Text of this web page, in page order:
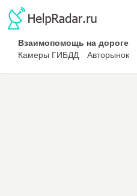
Взаимопомощь на дороге
Камеры ГИБДД
Авторынок